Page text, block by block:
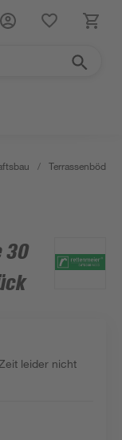
/ Terrassenböden
30
leider nicht